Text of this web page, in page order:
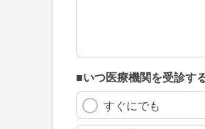
■いつ医療機関を受診す
すぐにでも